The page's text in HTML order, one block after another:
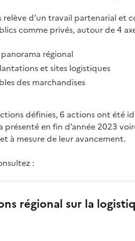
relève d’un travail partenarial et
comme privés, autour de 4
régional
et sites logistiques
des marchandises
définies, 6 actions ont été
présenté en fin d’année 2023
à mesure de leur avancement.
:
régional sur la